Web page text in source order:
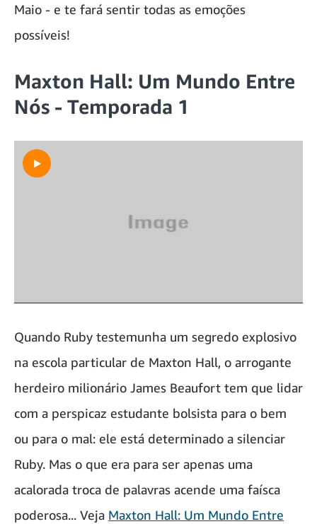
Maio - e te fará sentir todas as emoções
possíveis!
Maxton Hall: Um Mundo Entre
Nós - Temporada 1
Quando Ruby testemunha um segredo explosivo
na escola particular de Maxton Hall, o arrogante
herdeiro milionário James Beaufort tem que lidar
com a perspicaz estudante bolsista para o bem
ou para o mal: ele está determinado a silenciar
Ruby. Mas o que era para ser apenas uma
acalorada troca de palavras acende uma faísca
poderosa... Veja Maxton Hall: Um Mundo Entre